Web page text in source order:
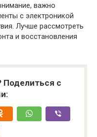
важно
с электроникой
Лучше рассмотреть
и восстановления
Поделиться с